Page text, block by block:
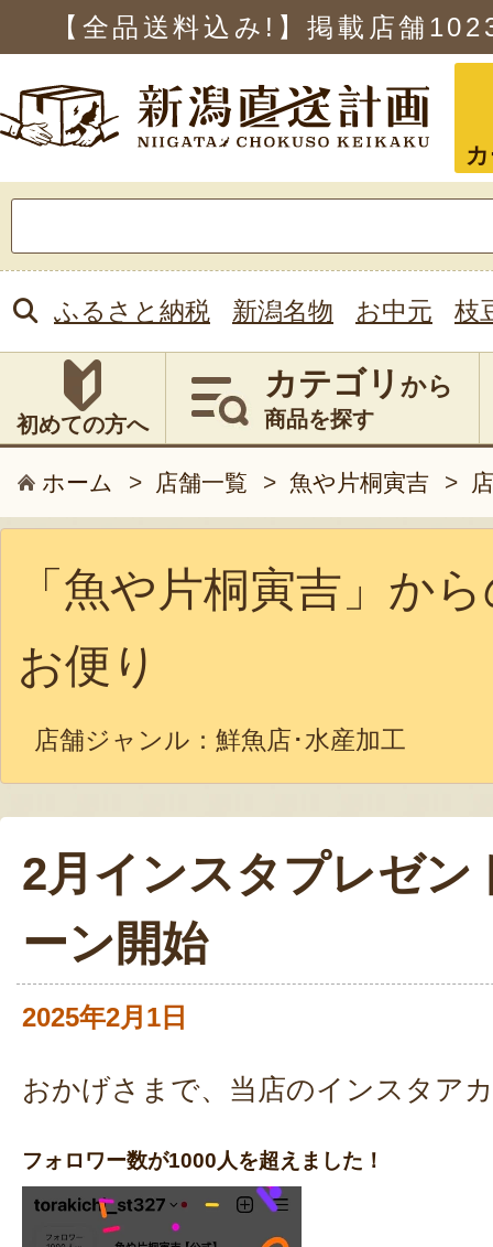
【全品送料込み!】掲載店舗
索:
ふるさと納税 新潟名物 お中元 枝
初めての方へ
カテゴリ から
商品を探す
ホーム > 店舗一覧 > 魚や片桐寅吉 >
「魚や片桐寅吉」か
お便り
店舗ジャンル： 鮮魚店･水産加工
2月インスタプレゼン
ーン開始
2025年2月1日
おかげさまで、当店のインスタア
フォロワー数が1000人を超えました！